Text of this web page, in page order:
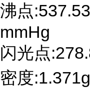
沸点
mmHg
闪光点
密度